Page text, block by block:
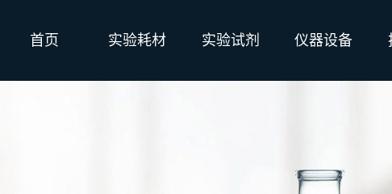
首页 实验耗材 实验试剂 仪器设备